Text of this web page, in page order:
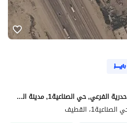
أرض للإيجار في شارع طريق أبو حدرية الفرعي, حي الصناعية1, مدينة القطيف, المنطقة الشرقية
القطيف